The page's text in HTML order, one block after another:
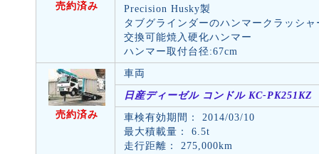
売約済み
Precision Husky製
タブグラインダーのハンマークラッシャ
交換可能焼入硬化ハンマー
ハンマー取付台径:67cm
売約済み
車両
日産ディーゼル コンドル KC-PK251KZ
車検有効期間： 2014/03/10
最大積載量： 6.5t
走行距離： 275,000km